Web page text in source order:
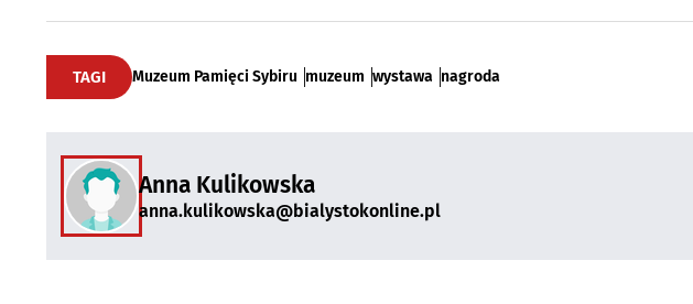
TAGI Muzeum Pamięci Sybiru muzeum wystawa nagroda
Anna Kulikowska
anna.kulikowska@bialystokonline.pl